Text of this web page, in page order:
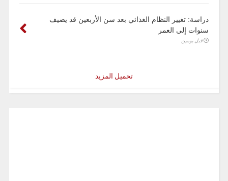
دراسة: تغيير النظام الغذائي بعد سن الأربعين قد يضيف
سنوات إلى العمر
قبل يومين
تحميل المزيد